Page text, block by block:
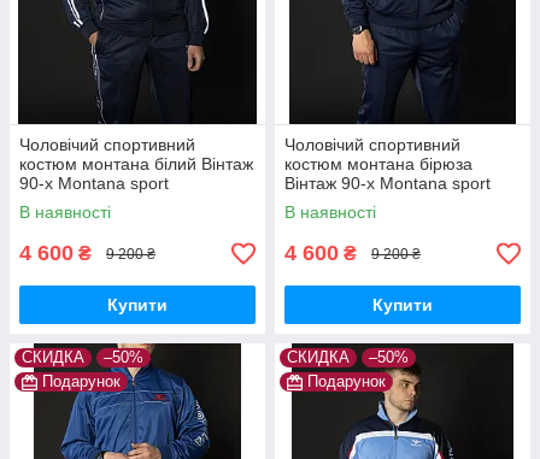
Чоловічий спортивний
костюм монтана білий Вінтаж
90-х Montana sport
Туреччина Спортивні
костюми великі розміри
В наявності
4 600 ₴ 9 200 ₴
Купити
Чоловічий спортивний
костюм монтана бірюза
Вінтаж 90-х Montana sport
Туреччина Спортивні
костюми великі розміри
В наявності
4 600 ₴ 9 200 ₴
Купити
СКИДКА
–50%
Подарунок
СКИДКА
–50%
Подарунок